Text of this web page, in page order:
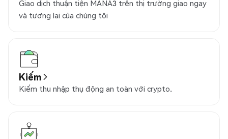
Giao dịch thuận tiện MANA3 trên thị trường giao ngay
và tương lai của chúng tôi
Kiếm
Kiếm thu nhập thụ động an toàn với crypto.